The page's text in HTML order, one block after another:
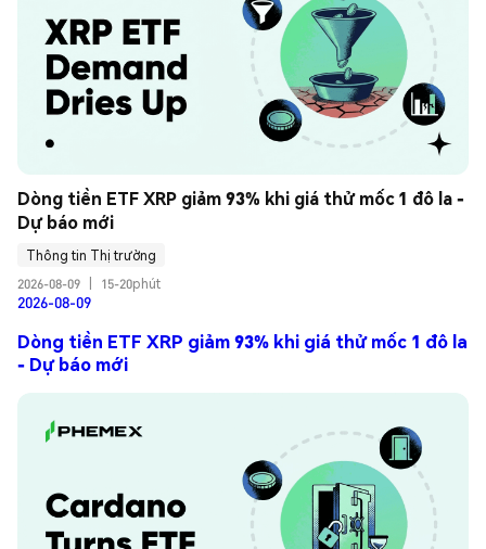
Dòng tiền ETF XRP giảm 93% khi giá thử mốc 1 đô la -
Dự báo mới
Thông tin Thị trường
2026-08-09
15-20phút
2026-08-09
Dòng tiền ETF XRP giảm 93% khi giá thử mốc 1 đô la
- Dự báo mới